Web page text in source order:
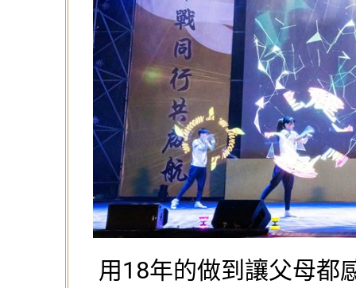
用18年的做到讓父母